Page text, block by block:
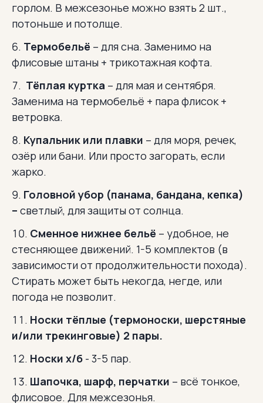
горлом. В межсезонье можно взять 2 шт.,
потоньше и потолще.
Термобельё – для сна. Заменимо на
флисовые штаны + трикотажная кофта.
Тёплая куртка – для мая и сентября.
Заменима на термобельё + пара флисок +
ветровка.
Купальник или плавки – для моря, речек,
озёр или бани. Или просто загорать, если
жарко.
Головной убор (панама, бандана, кепка)
– светлый, для защиты от солнца.
Сменное нижнее бельё – удобное, не
стесняющее движений. 1-5 комплектов (в
зависимости от продолжительности похода).
Стирать может быть некогда, негде, или
погода не позволит.
Носки тёплые (термоноски, шерстяные
и/или трекинговые) 2 пары.
Носки х/б - 3-5 пар.
Шапочка, шарф, перчатки – всё тонкое,
флисовое. Для межсезонья.